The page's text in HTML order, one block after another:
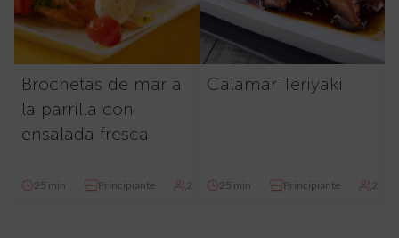
Brochetas de mar a
la parrilla con
ensalada fresca
25 min Principiante 2
Calamar Teriyaki
25 min Principiante 2